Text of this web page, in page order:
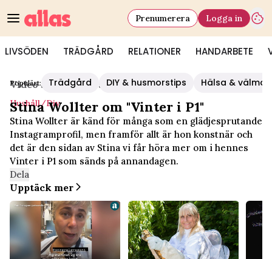
LIVSÖDEN TRÄDGÅRD RELATIONER HANDARBETE
Prenumerera Logga in
Populärt: Trädgård DIY & husmorstips Hälsa &
Video Start/Hushåll/diy
Hushåll/diy
Stina Wollter om "Vinter i P1"
Stina Wollter är känd för många som en glädjesprutande
Instagramprofil, men framför allt är hon konstnär och
det är den sidan av Stina vi får höra mer om i hennes
Vinter i P1 som sänds på annandagen.
Dela
Upptäck mer